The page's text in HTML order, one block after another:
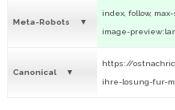
Meta-Robots
index, follow,
image-
Canonical
https://
ihre-losung-fur-